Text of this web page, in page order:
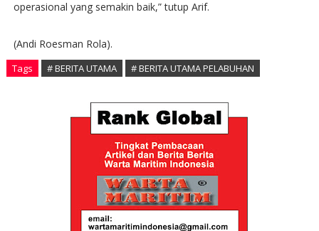
operasional yang semakin baik,” tutup Arif.
(Andi Roesman Rola).
Tags # BERITA UTAMA # BERITA UTAMA PELABUHAN